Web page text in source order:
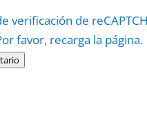
verificación de
favor, recarga la página.